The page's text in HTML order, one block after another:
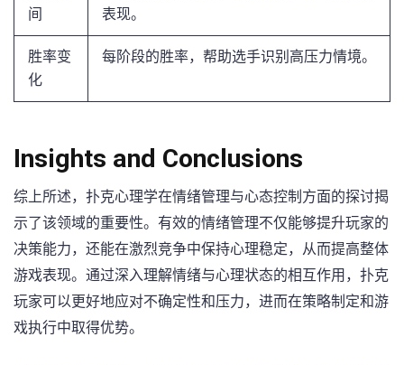
间
表现。
胜率变
化
每阶段的胜率，帮助选手识别高压力情境。
Insights‌ and Conclusions
综上所述，扑克心理学在情绪管理与心态控制方面的探讨揭
示了该领域的重要性。有效的情绪管理不仅能够提升玩家的
决策能力，还能在激烈竞争中保持心理稳定，从而提高整体
游戏表现。通过深入理解情绪与心理状态的相互作用，扑克
玩家可以更好地应对不确定性和压力，进而在策略制定和游
戏执行中取得优势。